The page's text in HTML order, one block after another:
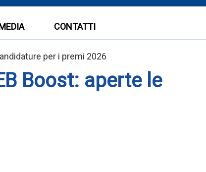
MEDIA CONTATTI
per i premi 2026
Boost: aperte le